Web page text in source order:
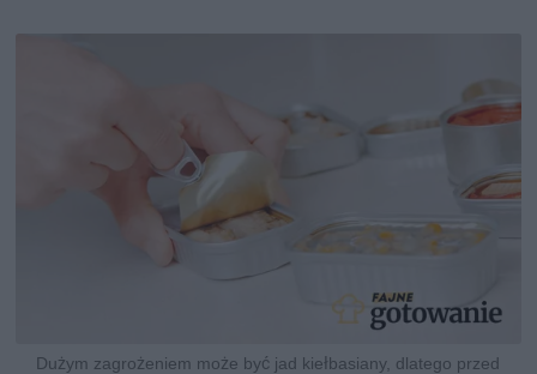
Dużym zagrożeniem może być jad kiełbasiany, dlatego przed